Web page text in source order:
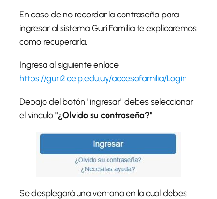
En caso de no recordar la contraseña para
ingresar al sistema Guri Familia te explicaremos
como recuperarla.
Ingresa al siguiente enlace
https://guri2.ceip.edu.uy/accesofamilia/Login
Debajo del botón "ingresar" debes seleccionar
el vínculo"¿Olvido su contraseña?".
Se desplegará una ventana en la cual debes